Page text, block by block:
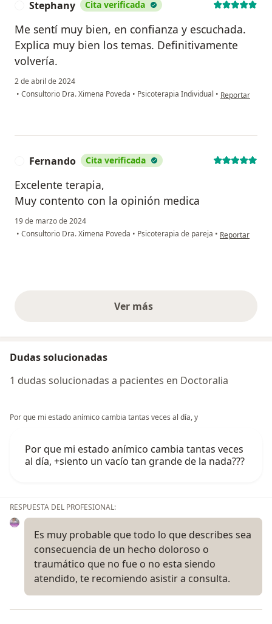
Stephany Cita verificada
Me sentí muy bien, en confianza y escuchada.
Explica muy bien los temas. Definitivamente
volvería.
2 de abril de 2024
• Consultorio Dra. Ximena Poveda • Psicoterapia Individual • en opinión del
Reportar
Fernando Cita verificada
Excelente terapia,
Muy contento con la opinión medica
19 de marzo de 2024
• Consultorio Dra. Ximena Poveda • Psicoterapia de pareja • en opinión del
Reportar
Ver másopiniones anteriores
Dudas solucionadas
1 dudas solucionadas a pacientes en Doctoralia
Por que mi estado anímico cambia tantas veces al día, y
Por que mi estado anímico cambia tantas veces
al día, +siento un vacío tan grande de la nada???
RESPUESTA DEL PROFESIONAL:
Es muy probable que todo lo que describes sea
consecuencia de un hecho doloroso o
traumático que no fue o no esta siendo
atendido, te recomiendo asistir a consulta.